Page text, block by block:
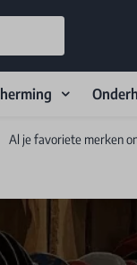
Al je favoriete merken